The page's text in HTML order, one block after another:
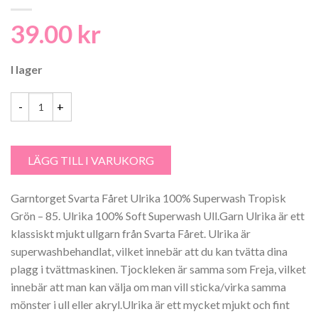
39.00 kr
I lager
LÄGG TILL I VARUKORG
Garntorget Svarta Fåret Ulrika 100% Superwash Tropisk
Grön – 85. Ulrika 100% Soft Superwash Ull.Garn Ulrika är ett
klassiskt mjukt ullgarn från Svarta Fåret. Ulrika är
superwashbehandlat, vilket innebär att du kan tvätta dina
plagg i tvättmaskinen. Tjockleken är samma som Freja, vilket
innebär att man kan välja om man vill sticka/virka samma
mönster i ull eller akryl.Ulrika är ett mycket mjukt och fint